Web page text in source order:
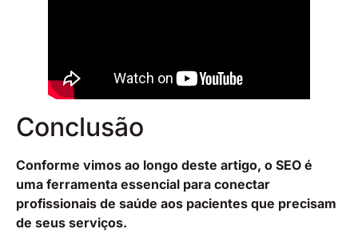
Conclusão
Conforme vimos ao longo deste artigo, o SEO é
uma ferramenta essencial para conectar
profissionais de saúde aos pacientes que precisam
de seus serviços.